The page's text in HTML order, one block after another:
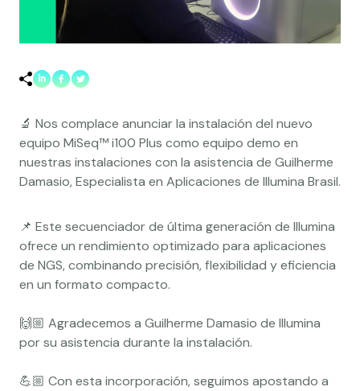
🔬 Nos complace anunciar la instalación del nuevo
equipo MiSeq™ i100 Plus como equipo demo en
nuestras instalaciones con la asistencia de Guilherme
Damasio, Especialista en Aplicaciones de Illumina Brasil.
📌 Este secuenciador de última generación de Illumina
ofrece un rendimiento optimizado para aplicaciones
de NGS, combinando precisión, flexibilidad y eficiencia
en un formato compacto.
🙌🏼 Agradecemos a Guilherme Damasio de Illumina
por su asistencia durante la instalación.
💪🏼 Con esta incorporación, seguimos apostando a